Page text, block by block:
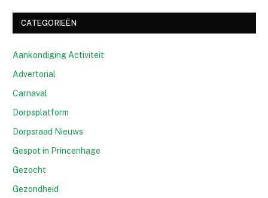
CATEGORIEËN
Aankondiging Activiteit
Advertorial
Carnaval
Dorpsplatform
Dorpsraad Nieuws
Gespot in Princenhage
Gezocht
Gezondheid